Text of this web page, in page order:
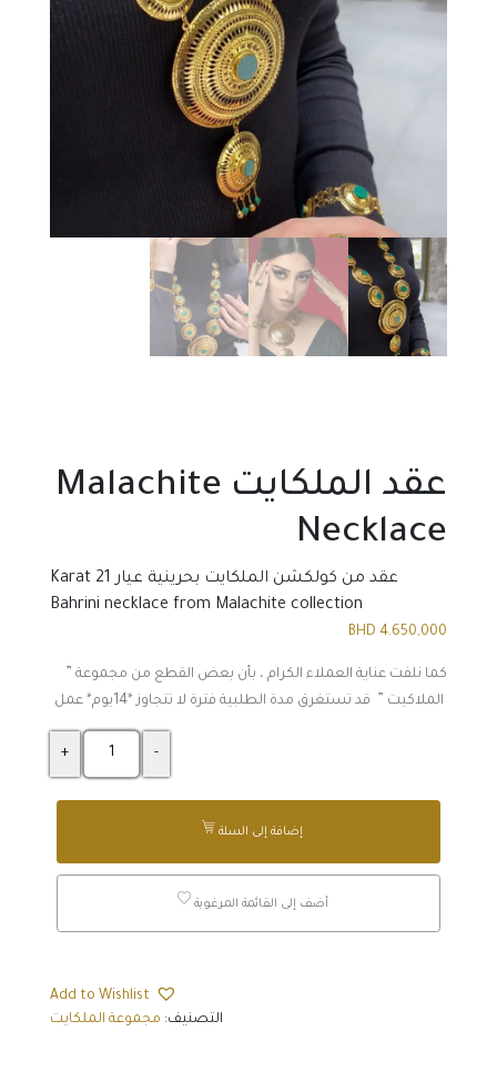
عقد الملكايت Malachite
Necklace
عقد من كولكشن الملكايت بحرينية عيار 21 Karat
Bahrini necklace from Malachite collection
4.650,000
BHD
كما نلفت عناية العملاء الكرام ، بأن بعض القطع من مجموعة ”
الملاكيت ” قد تستغرق مدة الطلبية فترة لا تتجاوز *14يوم* عمل
إضافة إلى السلة
أضف إلى القائمة المرغوبة
Add to Wishlist
التصنيف: مجموعة الملكايت